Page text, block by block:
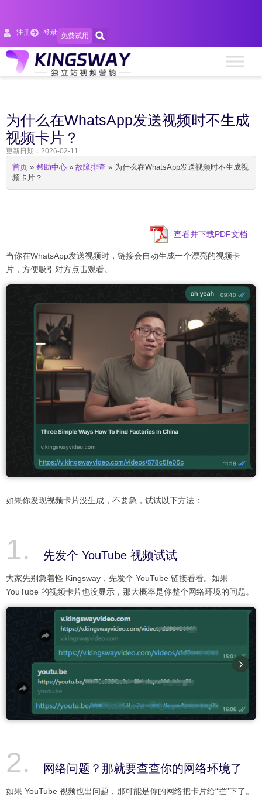
注册 登录 免费试用
为什么在WhatsApp发送视频时不生成
视频卡片？
更新日期：2026-02-11
首页 » 帮助中心 » 故障排查 » 为什么在WhatsApp发送视频时不生成视
频卡片？
查看并下载PDF文档
当你在WhatsApp发送视频时，链接会自动生成一个漂亮的视频卡
片，方便吸引对方点击观看。
如果你发现视频卡片没生成，不要急，试试以下方法：
先发个 YouTube 视频试试
大家先别急着怪 Kingsway，先发个 YouTube 链接看看。如果
YouTube 的视频卡片也没显示，那大概率是你整个网络环境的问题。
网络问题？那就要查查你的网络环境了
如果 YouTube 视频也出问题，那可能是你的网络把卡片给“拦”下了。